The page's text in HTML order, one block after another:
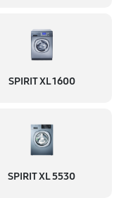
SPIRIT XL 1600
SPIRIT XL 5530